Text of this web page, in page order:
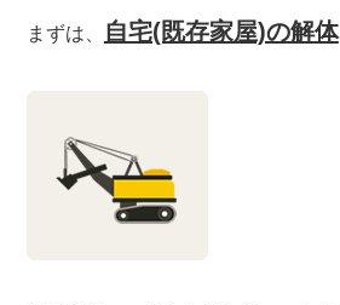
まずは、 自宅(既存家屋)の解体